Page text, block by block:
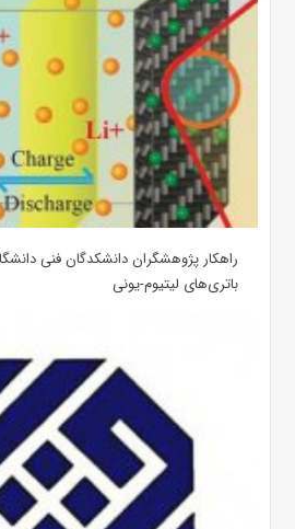
راهکار پژوهشگران دانشکدگان فنی
باتری‌های لیتیوم-یونی